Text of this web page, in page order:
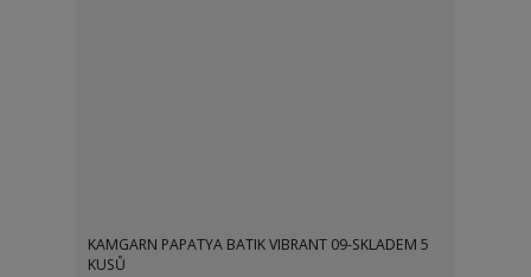
KAMGARN PAPATYA BATIK VIBRANT 09-SKLADEM 5
KUSŮ